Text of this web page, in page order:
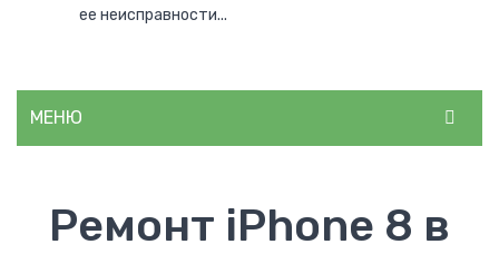
ее неисправности...
МЕНЮ
О НАС
Ремонт iPhone 8 в